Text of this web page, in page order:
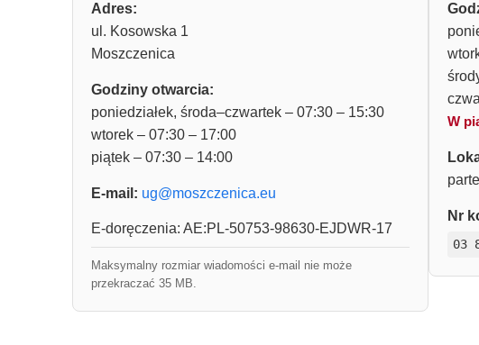
Adres:
ul. Kosowska 1
Moszczenica
Godziny otwarcia:
poniedziałek, środa–czwartek – 07:30 – 15:30
wtorek – 07:30 – 17:00
piątek – 07:30 – 14:00
E-mail: ug@moszczenica.eu
E-doręczenia: AE:PL-50753-98630-EJDWR-17
Maksymalny rozmiar wiadomości e-mail nie może
przekraczać 35 MB.
W
Nr
03